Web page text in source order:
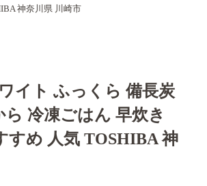
神奈川県 川崎市
イト ふっくら 備長炭
冷凍ごはん 早炊き
すめ 人気 TOSHIBA 神